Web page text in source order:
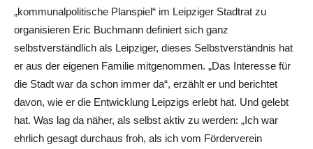
„kommunalpolitische Planspiel“ im Leipziger Stadtrat zu
organisieren Eric Buchmann definiert sich ganz
selbstverständlich als Leipziger, dieses Selbstverständnis hat
er aus der eigenen Familie mitgenommen. „Das Interesse für
die Stadt war da schon immer da“, erzählt er und berichtet
davon, wie er die Entwicklung Leipzigs erlebt hat. Und gelebt
hat. Was lag da näher, als selbst aktiv zu werden: „Ich war
ehrlich gesagt durchaus froh, als ich vom Förderverein